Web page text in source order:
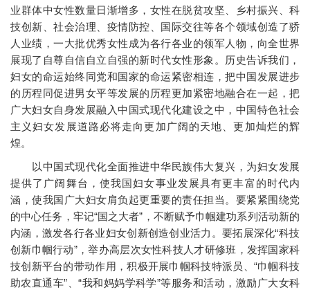
业群体中女性数量日渐增多，女性在脱贫攻坚、乡村振兴、科
技创新、社会治理、疫情防控、国际交往等各个领域创造了骄
人业绩，一大批优秀女性成为各行各业的领军人物，向全世界
展现了自尊自信自立自强的新时代女性形象。历史告诉我们，
妇女的命运始终同党和国家的命运紧密相连，把中国发展进步
的历程同促进男女平等发展的历程更加紧密地融合在一起，把
广大妇女自身发展融入中国式现代化建设之中，中国特色社会
主义妇女发展道路必将走向更加广阔的天地、更加灿烂的辉
煌。
以中国式现代化全面推进中华民族伟大复兴，为妇女发展
提供了广阔舞台，使我国妇女事业发展具有更丰富的时代内
涵，使我国广大妇女肩负起更重要的责任担当。要紧紧围绕党
的中心任务，牢记“国之大者”，不断赋予巾帼建功系列活动新的
内涵，激发各行各业妇女创新创造创业活力。要拓展深化“科技
创新巾帼行动”，举办高层次女性科技人才研修班，发挥国家科
技创新平台的带动作用，积极开展巾帼科技特派员、“巾帼科技
助农直通车”、“我和妈妈学科学”等服务和活动，激励广大女科